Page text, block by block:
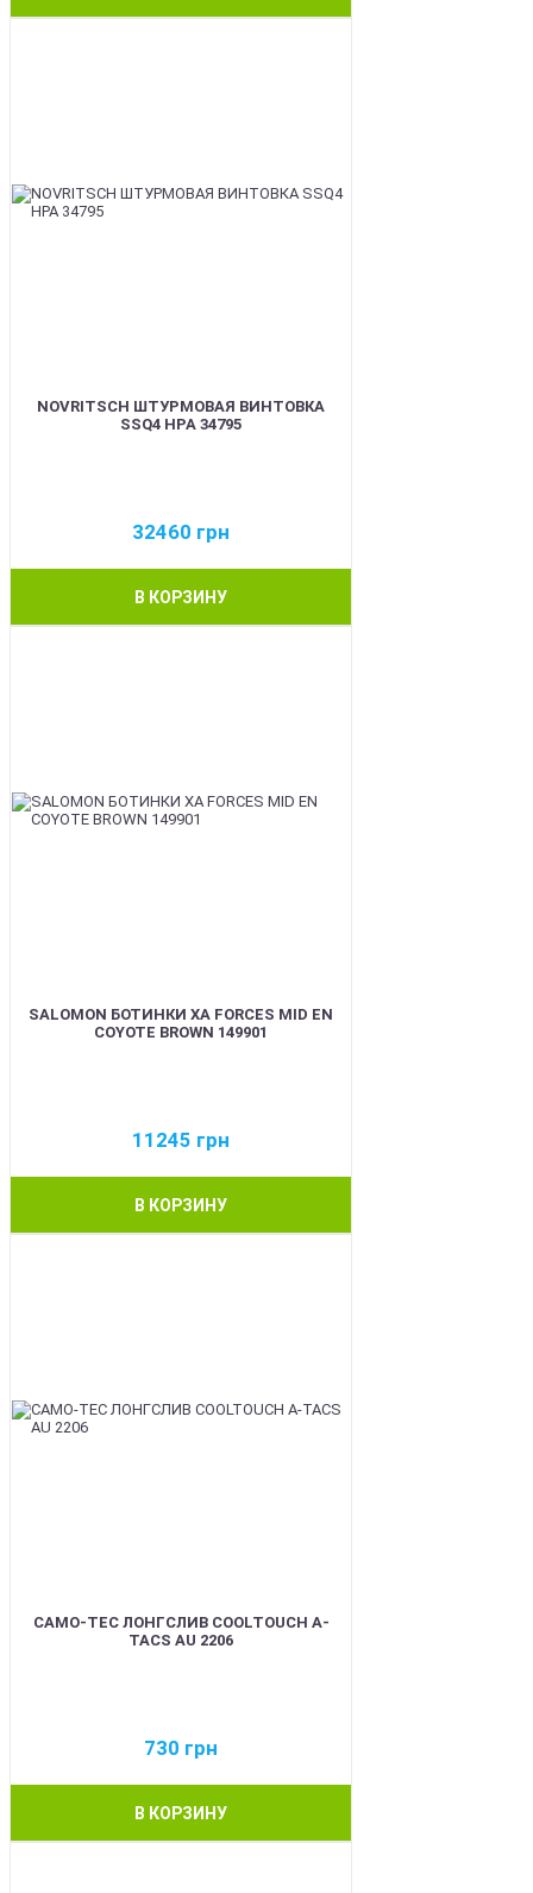
NOVRITSCH ШТУРМОВАЯ ВИНТОВКА
SSQ4 HPA 34795
32460 грн
В КОРЗИНУ
SALOMON БОТИНКИ XA FORCES MID EN
COYOTE BROWN 149901
11245 грн
В КОРЗИНУ
CAMO-TEC ЛОНГСЛИВ COOLTOUCH A-
TACS AU 2206
730 грн
В КОРЗИНУ